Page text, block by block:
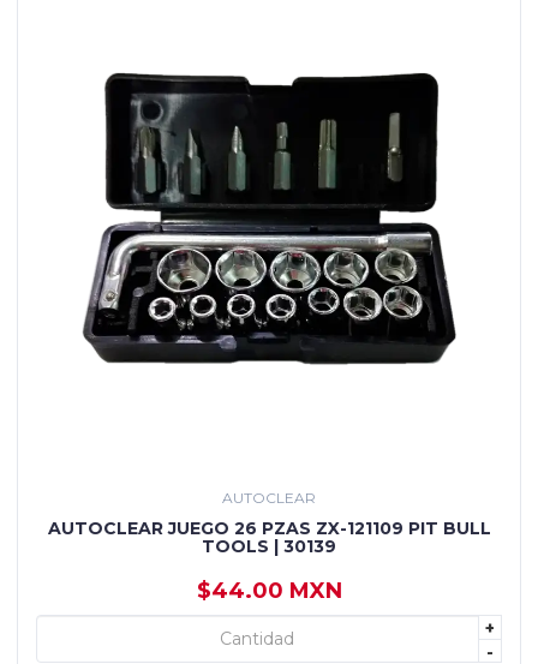
AUTOCLEAR
AUTOCLEAR JUEGO 26 PZAS ZX-121109 PIT BULL
TOOLS | 30139
$44.00 MXN
+
-
+ AGREGAR